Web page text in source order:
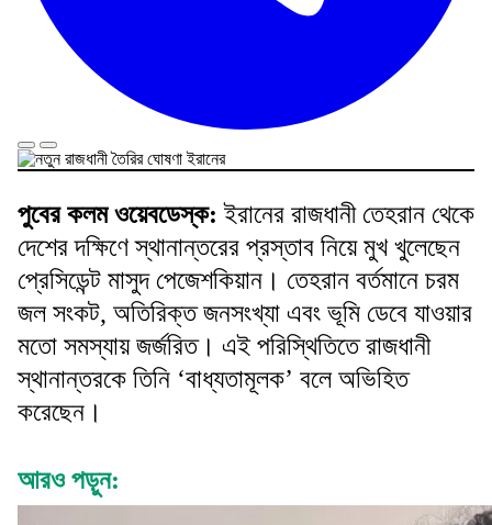
পুবের কলম ওয়েবডেস্ক: ইরানের রাজধানী তেহরান থেকে
দেশের দক্ষিণে স্থানান্তরের প্রস্তাব নিয়ে মুখ খুলেছেন
প্রেসিডেন্ট মাসুদ পেজেশকিয়ান। তেহরান বর্তমানে চরম
জল সংকট, অতিরিক্ত জনসংখ্যা এবং ভূমি ডেবে যাওয়ার
মতো সমস্যায় জর্জরিত। এই পরিস্থিতিতে রাজধানী
স্থানান্তরকে তিনি ‘বাধ্যতামূলক’ বলে অভিহিত
করেছেন।
আরও পড়ুন: